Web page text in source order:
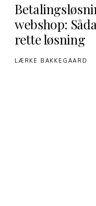
webshop:
rette løsning
LÆRKE BAKKEGAARD